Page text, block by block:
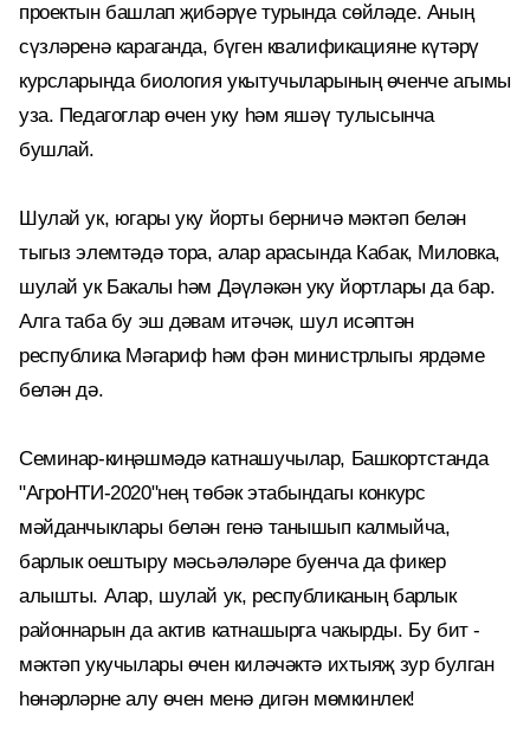
проектын башлап җибәрүе турында сөйләде. Аның
сүзләренә караганда, бүген квалификацияне күтәрү
курсларында биология укытучыларының өченче агымы
уза. Педагоглар өчен уку һәм яшәү тулысынча
бушлай.
Шулай ук, югары уку йорты берничә мәктәп белән
тыгыз элемтәдә тора, алар арасында Кабак, Миловка,
шулай ук Бакалы һәм Дәүләкән уку йортлары да бар.
Алга таба бу эш дәвам итәчәк, шул исәптән
республика Мәгариф һәм фән министрлыгы ярдәме
белән дә.
Семинар-киңәшмәдә катнашучылар, Башкортстанда
"АгроНТИ-2020"нең төбәк этабындагы конкурс
мәйданчыклары белән генә танышып калмыйча,
барлык оештыру мәсьәләләре буенча да фикер
алышты. Алар, шулай ук, республиканың барлык
районнарын да актив катнашырга чакырды. Бу бит -
мәктәп укучылары өчен киләчәктә ихтыяҗ зур булган
һөнәрләрне алу өчен менә дигән мөмкинлек!